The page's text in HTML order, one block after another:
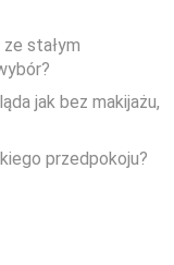
stałym
jak bez makijażu,
przedpokoju?